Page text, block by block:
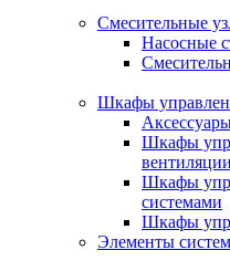
Смесительные
Насосные
Шкафы
Шкафы
вентиляции
Шкафы
системами
Шкафы
Элементы